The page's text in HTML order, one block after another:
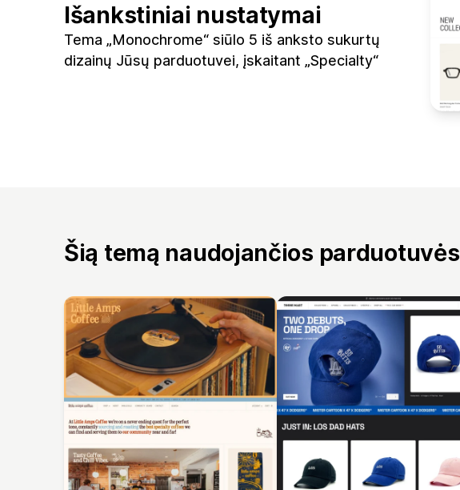
Išankstiniai nustatymai
Tema „Monochrome“ siūlo 5 iš anksto sukurtų
dizainų Jūsų parduotuvei, įskaitant „Specialty“
Šią temą naudojančios parduotuvės